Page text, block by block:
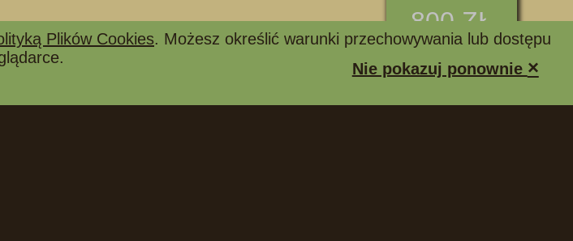
800 ZŁ
Plików Cookies. Możesz określić warunki przechowywania lub dostępu
Nie pokazuj ponownie ×